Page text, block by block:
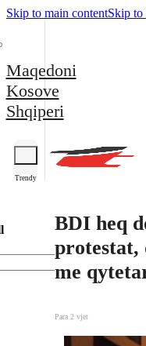
Skip to main contentSkip to
Maqedoni
Kosove
Shqiperi
Trendy
BDI heq
protestat,
me
Para 2 vjet